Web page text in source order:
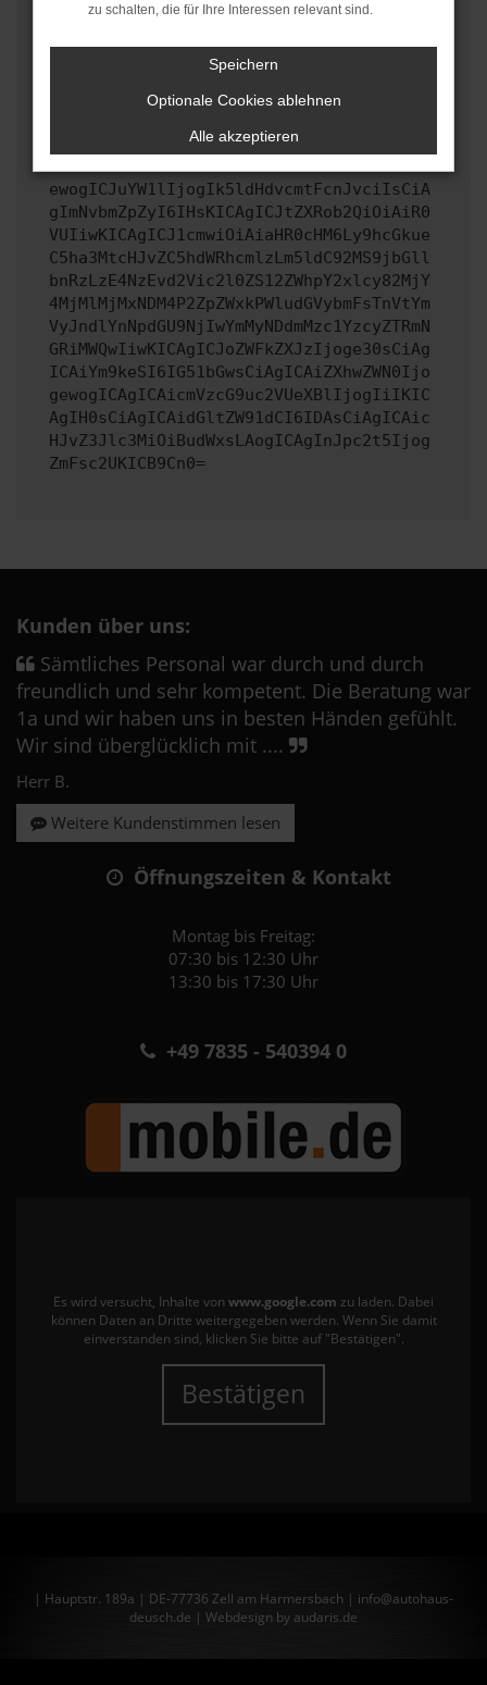
Wende dich an den Webseitenbetreiber.
Wenn du alle oben genannten Schritte versucht hast,
kontaktiere uns bitte. Wir werden versuchen, das
Problem zu beheben. Du kannst uns diesen Text
schicken, um uns bei der Fehlersuche zu
ewogICJuYW1lIjogIk5ldHdvcmtFcnJvciIsCiA
gImNvbmZpZyI6IHsKICAgICJtZXRob2QiOiAiR0
VUIiwKICAgICJ1cmwiOiAiaHR0cHM6Ly9hcGkue
C5ha3MtcHJvZC5hdWRhcmlzLm5ldC92MS9jbGll
bnRzLzE4NzEvd2Vic2l0ZS12ZWhpY2xlcy82MjY
4MjMlMjMxNDM4P2ZpZWxkPWludGVybmFsTnVtYm
VyJndlYnNpdGU9NjIwYmMyNDdmMzc1YzcyZTRmN
GRiMWQwIiwKICAgICJoZWFkZXJzIjoge30sCiAg
ICAiYm9keSI6IG51bGwsCiAgICAiZXhwZWN0Ijo
gewogICAgICAicmVzcG9uc2VUeXBlIjogIiIKIC
AgIH0sCiAgICAidGltZW91dCI6IDAsCiAgICAic
HJvZ3Jlc3MiOiBudWxsLAogICAgInJpc2t5Ijog
ZmFsc2UKICB9Cn0=
Kunden über uns:
Sämtliches Personal war durch und durch
freundlich und sehr kompetent. Die Beratung war
1a und wir haben uns in besten Händen gefühlt.
Wir sind überglücklich mit ....
Herr B.
Weitere Kundenstimmen lesen
Öffnungszeiten & Kontakt
Montag bis Freitag:
07:30 bis 12:30 Uhr
13:30 bis 17:30 Uhr
+49 7835 - 540394 0
Es wird versucht, Inhalte von www.google.com zu laden. Dabei
können Daten an Dritte weitergegeben werden. Wenn Sie damit
einverstanden sind, klicken Sie bitte auf "Bestätigen".
Bestätigen
| Hauptstr. 189a | DE-77736 Zell am Harmersbach | info@autohaus-
deusch.de | Webdesign by audaris.de
zu schalten, die für Ihre Interessen relevant sind.
Speichern
Optionale Cookies ablehnen
Alle akzeptieren